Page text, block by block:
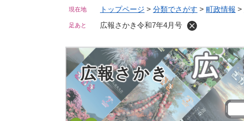
住民票・戸籍・証明 防災・行政無線
税金
ごみ・環境・衛生
妊娠・出産・子育て 保育
健康・医療 福祉
商工業 農林業
生涯学習・スポーツ 文化
ようこそ町長室へ 坂城町について
人事・採用・職員
選挙
公共施設
現在地 トップページ > 分類でさがす > 町政情報 >
足あと 広報さかき令和7年4月号
広報さかき